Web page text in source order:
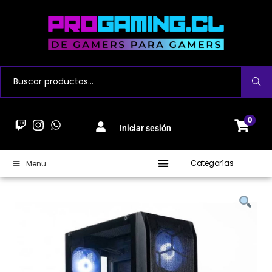
Buscar
Iniciar sesión
0
Menu Categorías